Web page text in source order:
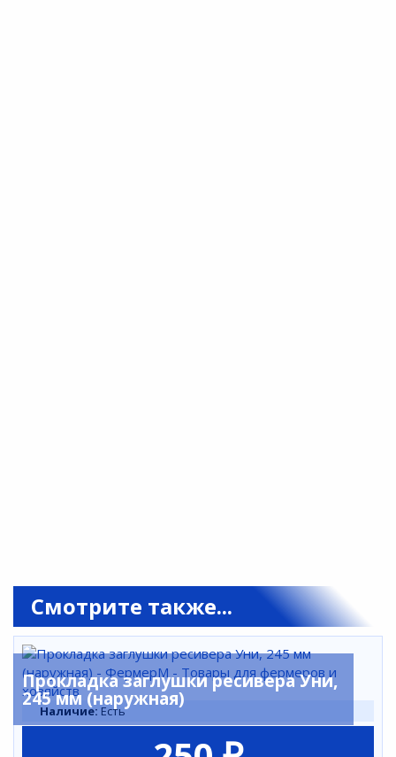
Смотрите также...
Прокладка заглушки ресивера Уни,
245 мм (наружная)
Наличие: Есть